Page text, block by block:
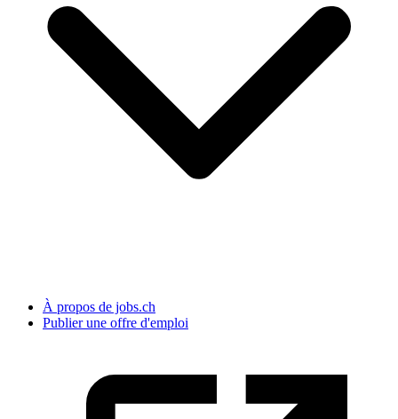
À propos de jobs.ch
Publier une offre d'emploi